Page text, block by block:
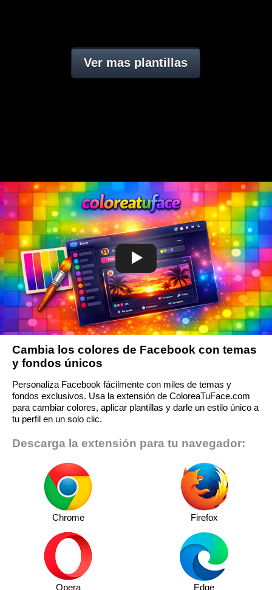
Ver mas plantillas
Cambia los colores de Facebook con temas
y fondos únicos
Personaliza Facebook fácilmente con miles de temas y
fondos exclusivos. Usa la extensión de ColoreaTuFace.com
para cambiar colores, aplicar plantillas y darle un estilo único a
tu perfil en un solo clic.
Descarga la extensión para tu navegador:
Chrome Firefox
Opera Edge